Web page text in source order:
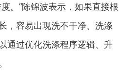
。”陈锦波表示，如果直接根
，容易出现洗不干净、洗涤
通过优化洗涤程序逻辑、升